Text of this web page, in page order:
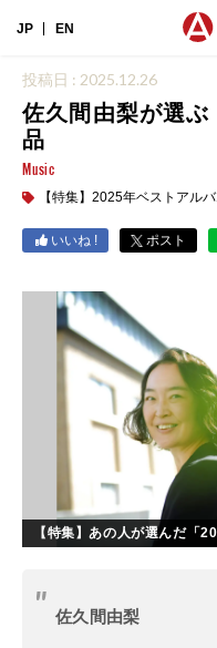
JP EN
投稿日 : 2025.12.26
佐久間由梨が選
品
Music
【特集】2025年ベストアル
いいね ! ポスト
【特集】あの人が選んだ「
佐久間由梨